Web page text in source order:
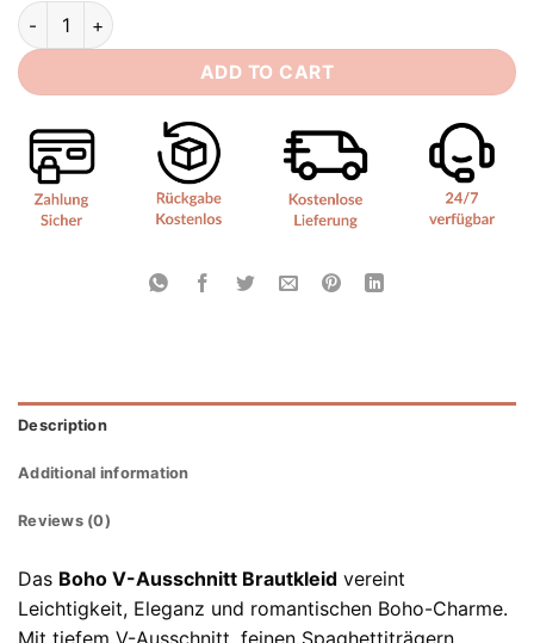
Brautkleid Boho V Ausschnitt quantity
ADD TO CART
Description
Additional information
Reviews (0)
Das Boho V-Ausschnitt Brautkleid vereint
Leichtigkeit, Eleganz und romantischen Boho-Charme.